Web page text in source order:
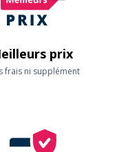
dans de bonnes
prix
frais ni supplément